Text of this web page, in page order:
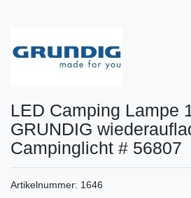
LED Camping Lampe
GRUNDIG
Campinglicht # 56807
Artikelnummer: 1646